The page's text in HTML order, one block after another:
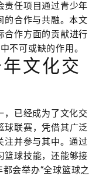
责任项目通过青少年
的合作与共融。本文
合作方面的贡献进行
不可或缺的作用。
文化交
，已经成为了文化交
球联赛，凭借其广泛
注并参与其中。通过
篮球技能，还能够接
会举办“全球篮球之